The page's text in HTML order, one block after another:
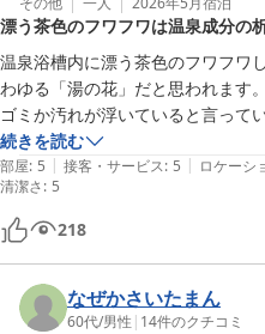
で貴重です。
漂う茶色のフワフワは温泉成分の
温泉浴槽内に漂う茶色のフワフワ
わゆる「湯の花」だと思われます。
ゴミか汚れが浮いていると言って
上諏訪温泉の主流は無色透明の単
酸化したり、温度変化で析出する
続きを読む
部屋: 5 | 接客・サービス: 5 | ロケーシ
清潔さ: 5
218
なぜかさいたまん
60代/男性 | 14件のクチコミ